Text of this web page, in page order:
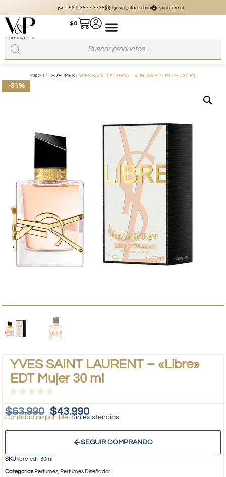
+56 9 3877 3738 @vyp_store.chile vypstore.cl
$0
INICIO / PERFUMES/ YVES SAINT LAURENT – «LIBRE» EDT MUJER 30 ML
-31%
YVES SAINT LAURENT – «Libre»
EDT Mujer 30 ml
$63.990 $43.990
Sin existencias
SEGUIR COMPRANDO
SKU libre-edt-30ml
Categorías Perfumes, Perfumes Diseñador